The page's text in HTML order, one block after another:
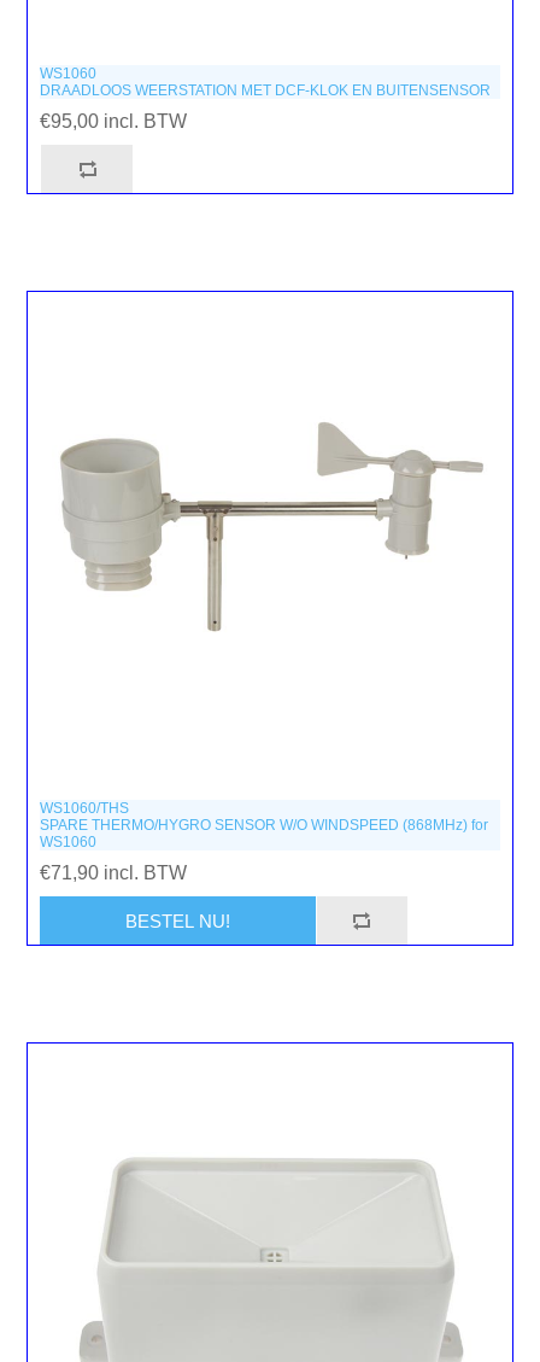
WS1060
DRAADLOOS WEERSTATION MET DCF-KLOK EN BUITENSENSOR
€95,00 incl. BTW
WS1060/THS
SPARE THERMO/HYGRO SENSOR W/O WINDSPEED (868MHz) for
WS1060
€71,90 incl. BTW